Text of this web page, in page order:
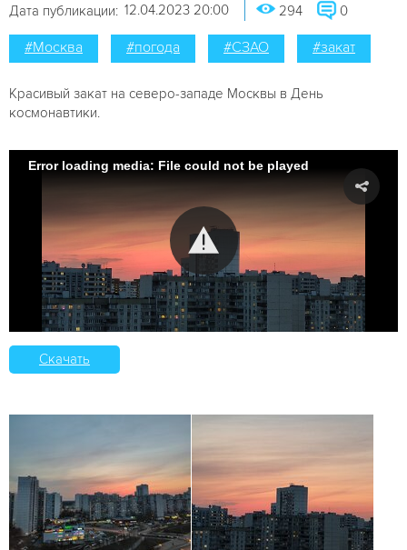
Дата публикации: 12.04.2023 20:00 294 0
#Москва #погода #СЗАО #закат
Красивый закат на северо-западе Москвы в День
космонавтики.
Error loading media: File could not be played
Скачать